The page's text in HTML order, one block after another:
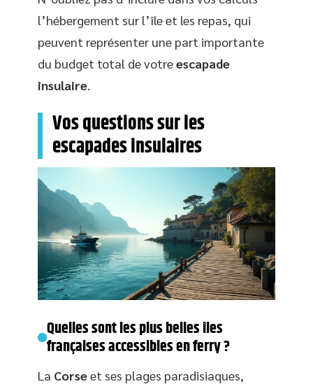
l’hébergement sur l’île et les repas, qui
peuvent représenter une part importante
du budget total de votreescapade
insulaire
Vos questions sur les
escapades insulaires
Quelles sont les plus belles îles
françaises accessibles en ferry ?
La Corseet ses plages paradisiaques,